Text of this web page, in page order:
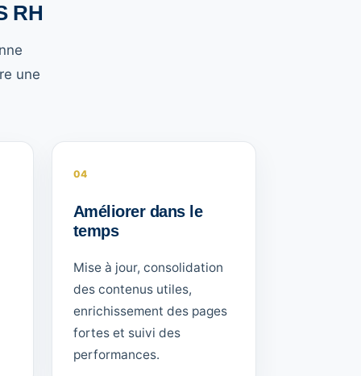
RH
une
04
Améliorer dans le
temps
Mise à jour, consolidation
des contenus utiles,
enrichissement des pages
fortes et suivi des
performances.